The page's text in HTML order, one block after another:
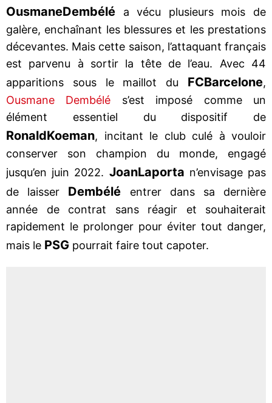
OusmaneDembélé a vécu plusieurs mois de
galère, enchaînant les blessures et les prestations
décevantes. Mais cette saison, l’attaquant français
est parvenu à sortir la tête de l’eau. Avec 44
apparitions sous le maillot du FCBarcelone,
Ousmane Dembélé s’est imposé comme un
élément essentiel du dispositif de
RonaldKoeman, incitant le club culé à vouloir
conserver son champion du monde, engagé
jusqu’en juin 2022. JoanLaporta n’envisage pas
de laisser Dembélé entrer dans sa dernière
année de contrat sans réagir et souhaiterait
rapidement le prolonger pour éviter tout danger,
mais le PSG pourrait faire tout capoter.